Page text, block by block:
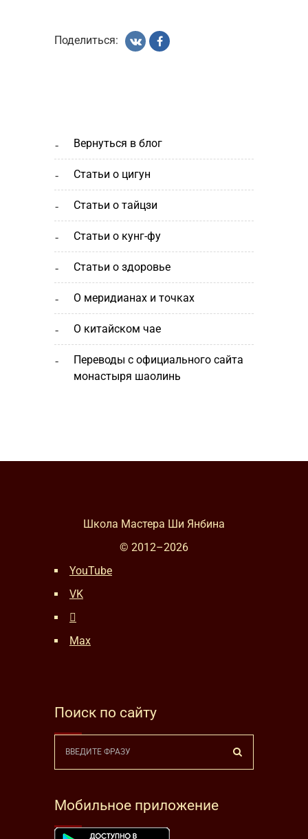
вернуться в блог
статьи о цигун
статьи о тайцзи
статьи о кунг-фу
статьи о здоровье
о меридианах и точках
о китайском чае
переводы с официального сайта
монастыря шаолинь
Поделиться:
Школа Мастера Ши Янбина
© 2012–2026
YouTube
VK
Max
Поиск по сайту
Мобильное приложение